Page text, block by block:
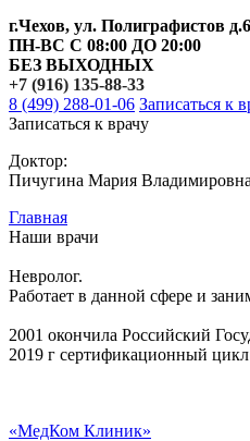
г.Чехов, ул. Полиграфистов д.6
ПН-ВС С 08:00 ДО 20:00
БЕЗ ВЫХОДНЫХ
+7 (916) 135-88-33
8 (499) 288-01-06 Записаться к
Записаться к врачу
Доктор:
Пичугина Мария Владимировна
Главная
Наши врачи
Невролог.
Работает в данной сфере и
2001 окончила Российский
2019 г сертификационный
«МедКом Клиник»